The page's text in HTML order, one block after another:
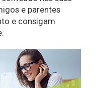
e parentes
e consigam